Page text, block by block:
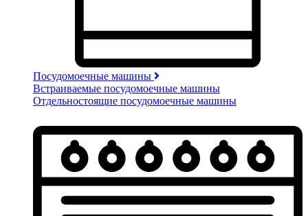
Посудомоечные машины
Встраиваемые посудомоечные машины
Отдельностоящие посудомоечные машины